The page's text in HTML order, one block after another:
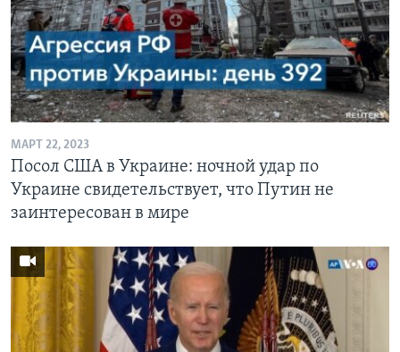
МАРТ 22, 2023
Посол США в Украине: ночной удар по
Украине свидетельствует, что Путин не
заинтересован в мире